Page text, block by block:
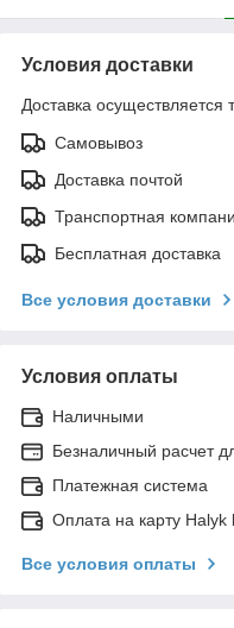
Условия доставки
Доставка осуществляется
Самовывоз
Доставка почтой
Транспортная
Бесплатная доставка
Все условия доставки
Условия оплаты
Наличными
Безналичный расчет
Платежная система
Оплата на карту
Все условия оплаты